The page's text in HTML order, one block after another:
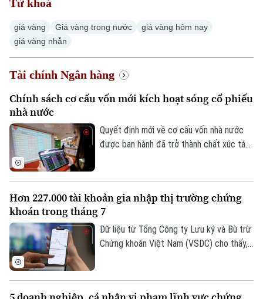
Từ khoá
giá vàng Giá vàng trong nước
giá vàng hôm nay
giá vàng nhẫn
Tài chính Ngân hàng
Chính sách cơ cấu vốn mới kích hoạt sóng cổ phiếu
nhà nước
Quyết định mới về cơ cấu vốn nhà nước
được ban hành đã trở thành chất xúc tác
đưa VN-Index đảo chiều đi lên.
Hơn 227.000 tài khoản gia nhập thị trường chứng
khoán trong tháng 7
Dữ liệu từ Tổng Công ty Lưu ký và Bù trừ
Chứng khoán Việt Nam (VSDC) cho thấy,